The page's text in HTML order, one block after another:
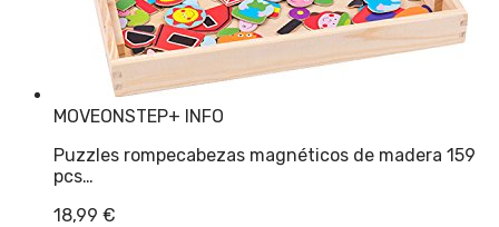
MOVEONSTEP+ INFO
Puzzles rompecabezas magnéticos de madera 159
pcs…
18,99 €